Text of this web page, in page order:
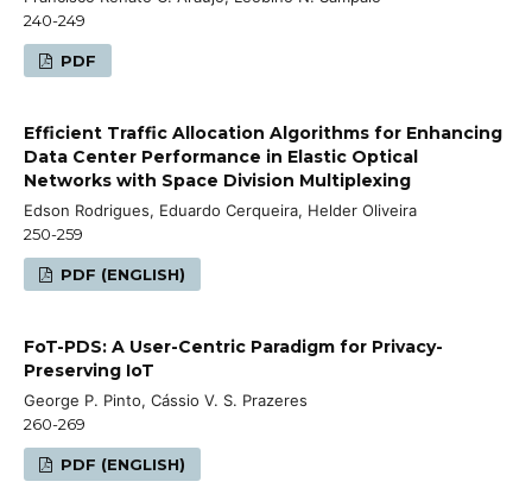
240-249
PDF
Efficient Traffic Allocation Algorithms for Enhancing
Data Center Performance in Elastic Optical
Networks with Space Division Multiplexing
Edson Rodrigues, Eduardo Cerqueira, Helder Oliveira
250-259
PDF (ENGLISH)
FoT-PDS: A User-Centric Paradigm for Privacy-
Preserving IoT
George P. Pinto, Cássio V. S. Prazeres
260-269
PDF (ENGLISH)